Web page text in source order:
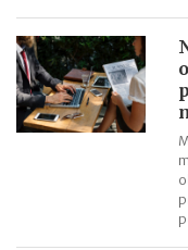
termíny po skončení
OČR cez letné